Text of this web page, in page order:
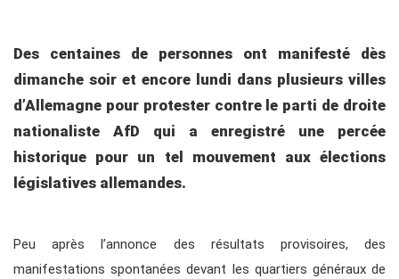
Des centaines de personnes ont manifesté dès
dimanche soir et encore lundi dans plusieurs villes
d’Allemagne pour protester contre le parti de droite
nationaliste AfD qui a enregistré une percée
historique pour un tel mouvement aux élections
législatives allemandes.
Peu après l’annonce des résultats provisoires, des
manifestations spontanées devant les quartiers généraux de